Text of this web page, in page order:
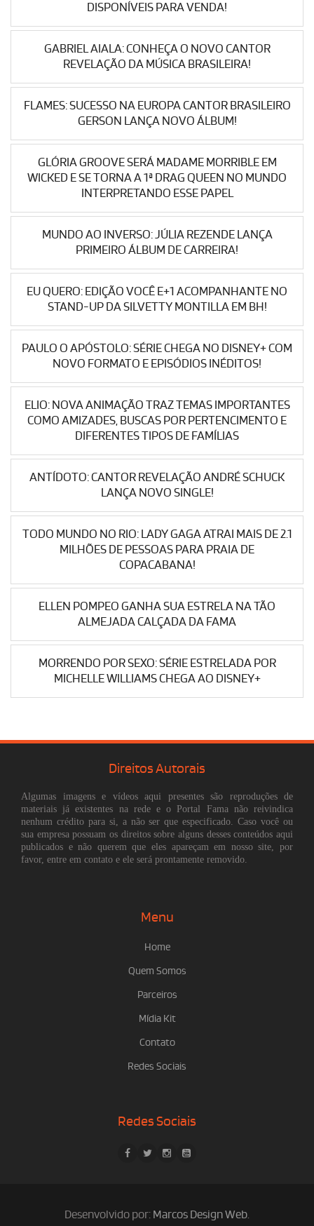
DISPONÍVEIS PARA VENDA!
GABRIEL AIALA: CONHEÇA O NOVO CANTOR
REVELAÇÃO DA MÚSICA BRASILEIRA!
FLAMES: SUCESSO NA EUROPA CANTOR BRASILEIRO
GERSON LANÇA NOVO ÁLBUM!
GLÓRIA GROOVE SERÁ MADAME MORRIBLE EM
WICKED E SE TORNA A 1ª DRAG QUEEN NO MUNDO
INTERPRETANDO ESSE PAPEL
MUNDO AO INVERSO: JÚLIA REZENDE LANÇA
PRIMEIRO ÁLBUM DE CARREIRA!
EU QUERO: EDIÇÃO VOCÊ E+1 ACOMPANHANTE NO
STAND-UP DA SILVETTY MONTILLA EM BH!
PAULO O APÓSTOLO: SÉRIE CHEGA NO DISNEY+ COM
NOVO FORMATO E EPISÓDIOS INÉDITOS!
ELIO: NOVA ANIMAÇÃO TRAZ TEMAS IMPORTANTES
COMO AMIZADES, BUSCAS POR PERTENCIMENTO E
DIFERENTES TIPOS DE FAMÍLIAS
ANTÍDOTO: CANTOR REVELAÇÃO ANDRÉ SCHUCK
LANÇA NOVO SINGLE!
TODO MUNDO NO RIO: LADY GAGA ATRAI MAIS DE 2.1
MILHÕES DE PESSOAS PARA PRAIA DE
COPACABANA!
ELLEN POMPEO GANHA SUA ESTRELA NA TÃO
ALMEJADA CALÇADA DA FAMA
MORRENDO POR SEXO: SÉRIE ESTRELADA POR
MICHELLE WILLIAMS CHEGA AO DISNEY+
Direitos Autorais
Algumas imagens e vídeos aqui presentes são reproduções de
materiais já existentes na rede e o Portal Fama não reivindica
nenhum crédito para si, a não ser que especificado. Caso você ou
sua empresa possuam os direitos sobre alguns desses conteúdos aqui
publicados e não querem que eles apareçam em nosso site, por
favor, entre em contato e ele será prontamente removido.
Menu
Home
Quem Somos
Parceiros
Mídia Kit
Contato
Redes Sociais
Redes Sociais
Desenvolvido por: Marcos Design Web.